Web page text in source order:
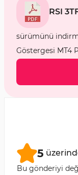
RSI
sürümünü
Göstergesi MT4
5
Bu gönderiyi